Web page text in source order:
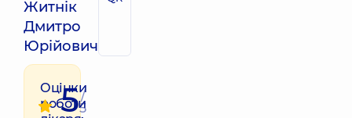
Житнік
Дмитро
Юрійович
Оцінки
роботи
5/
5